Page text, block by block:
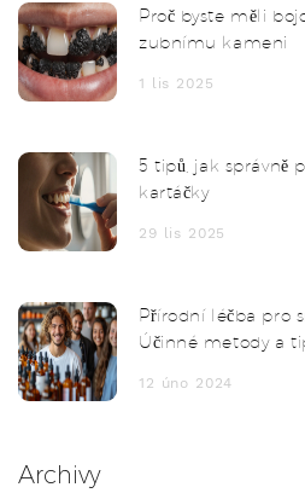
Proč byste měli
zubnímu kameni
1 lis 2025
5 tipů, jak správně
kartáčky
29 lis 2025
Přírodní léčba pro
Účinné metody a
12 úno 2024
Archivy